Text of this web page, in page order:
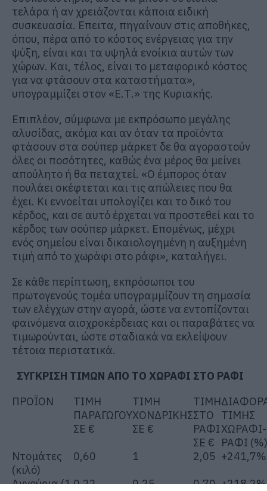
τελάρα ή αν χρειάζονται κάποια ειδική
συσκευασία. Επειτα, πηγαίνουν στις αποθήκες,
όπου, πέρα από το κόστος ενέργειας για την
ψύξη, είναι και τα υψηλά ενοίκια αυτών των
χώρων. Και, τέλος, είναι το μεταφορικό κόστος
για να φτάσουν στα καταστήματα»,
υπογραμμίζει στον «Ε.Τ.» της Κυριακής.
Επιπλέον, σύμφωνα με εκπρόσωπο μεγάλης
αλυσίδας, ακόμα και αν όταν τα προϊόντα
φτάσουν στα σούπερ μάρκετ δε θα αγοραστούν
όλες οι ποσότητες, καθώς ένα μέρος θα μείνει
απούλητο ή θα πεταχτεί. «Ο έμπορος όταν
πουλάει σκέφτεται και τις απώλειες που θα
έχει. Κι εννοείται υπολογίζει και το δικό του
κέρδος, και σε αυτό έρχεται να προστεθεί και το
κέρδος των σούπερ μάρκετ. Επομένως, μέχρι
ενός σημείου είναι δικαιολογημένη η αυξημένη
τιμή από το χωράφι στο ράφι», καταλήγει.
Σε κάθε περίπτωση, εκπρόσωποι του
πρωτογενούς τομέα υπογραμμίζουν τη σημασία
των ελέγχων στην αγορά, ώστε να εντοπίζονται
φαινόμενα αισχροκέρδειας και οι παραβάτες να
τιμωρούνται, ώστε σταδιακά να εκλείψουν
τέτοια περιστατικά.
ΣΥΓΚΡΙΣΗ ΤΙΜΩΝ ΑΠΟ ΤΟ ΧΩΡΑΦΙ ΣΤΟ ΡΑΦΙ
ΠΡΟΪΟΝ
ΤΙΜΗ
ΠΑΡΑΓΩΓΟΥ
ΣΕ €
ΤΙΜΗ
ΧΟΝΔΡΙΚΗΣ
ΣΕ €
ΤΙΜΗ
ΣΤΟ
ΡΑΦΙ
ΣΕ €
ΤΙΜΗΣ
ΧΩΡΑΦΙ-
ΡΑΦΙ (%)
Ντομάτες
(κιλό)
0,60 1 2,05 +241,7%
Αγγούρια (10,22 0,25 0,70 +218,2%